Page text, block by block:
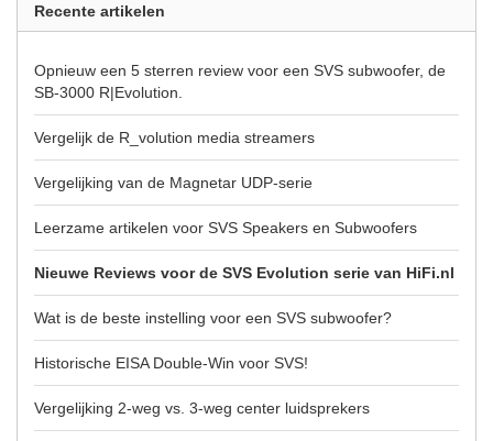
Recente artikelen
Opnieuw een 5 sterren review voor een SVS subwoofer, de
SB-3000 R|Evolution.
Vergelijk de R_volution media streamers
Vergelijking van de Magnetar UDP-serie
Leerzame artikelen voor SVS Speakers en Subwoofers
Nieuwe Reviews voor de SVS Evolution serie van HiFi.nl
Wat is de beste instelling voor een SVS subwoofer?
Historische EISA Double-Win voor SVS!
Vergelijking 2-weg vs. 3-weg center luidsprekers